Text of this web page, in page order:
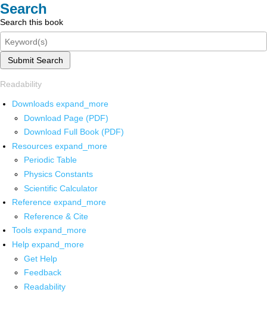
Search
Search this book
Submit Search
Readability
Downloads expand_more
Download Page (PDF)
Download Full Book (PDF)
Resources expand_more
Periodic Table
Physics Constants
Scientific Calculator
Reference expand_more
Reference & Cite
Tools expand_more
Help expand_more
Get Help
Feedback
Readability